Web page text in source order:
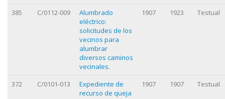
385 C/0112-009
Alumbrado
eléctrico:
solicitudes de los
vecinos para
alumbrar
diversos caminos
vecinales.
1907 1923 Testual
372 C/0101-013
Expediente de
recurso de queja
1907 1907 Testual